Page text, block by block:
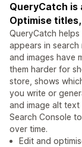
QueryCatch is
Optimise
QueryCatch
appears in
and images have
them harder for
store, shows
you write or
and image alt
Search Console
over time.
Edit and